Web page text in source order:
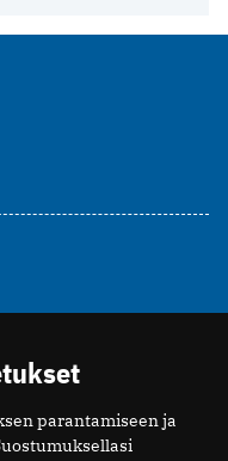
parantamiseen ja